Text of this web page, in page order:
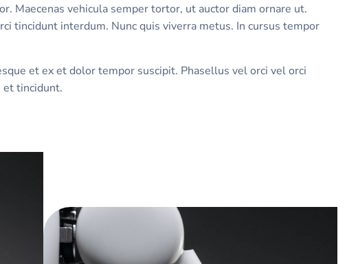
Maecenas vehicula semper tortor, ut auctor diam ornare ut.
tincidunt interdum. Nunc quis viverra metus. In cursus tempor
et ex et dolor tempor suscipit. Phasellus vel orci vel orci
et tincidunt.